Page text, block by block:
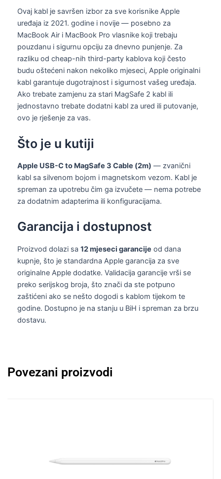
Ovaj kabl je savršen izbor za sve korisnike Apple
uređaja iz 2021. godine i novije — posebno za
MacBook Air i MacBook Pro vlasnike koji trebaju
pouzdanu i sigurnu opciju za dnevno punjenje. Za
razliku od cheap-nih third-party kablova koji često
budu oštećeni nakon nekoliko mjeseci, Apple originalni
kabl garantuje dugotrajnost i sigurnost vašeg uređaja.
Ako trebate zamjenu za stari MagSafe 2 kabl ili
jednostavno trebate dodatni kabl za ured ili putovanje,
ovo je rješenje za vas.
Što je u kutiji
Apple USB-C to MagSafe 3 Cable (2m) — zvanični
kabl sa silvenom bojom i magnetskom vezom. Kabl je
spreman za upotrebu čim ga izvučete — nema potrebe
za dodatnim adapterima ili konfiguracijama.
Garancija i dostupnost
Proizvod dolazi sa 12 mjeseci garancije od dana
kupnje, što je standardna Apple garancija za sve
originalne Apple dodatke. Validacija garancije vrši se
preko serijskog broja, što znači da ste potpuno
zaštićeni ako se nešto dogodi s kablom tijekom te
godine. Dostupno je na stanju u BiH i spreman za brzu
dostavu.
Povezani proizvodi